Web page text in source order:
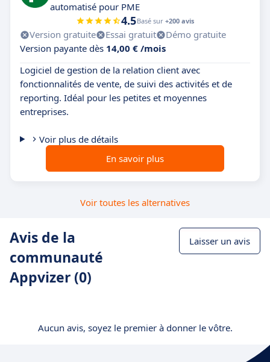
automatisé pour PME
4.5Basé sur +200 avis
Version gratuite Essai gratuit
Démo gratuite
Version payante dès 14,00 € /mois
Logiciel de gestion de la relation client avec
fonctionnalités de vente, de suivi des activités et de
reporting. Idéal pour les petites et moyennes
entreprises.
Voir plus de détails
En savoir plus
Voir toutes les alternatives
Avis de la
communauté
Appvizer (0)
Laisser un avis
Aucun avis, soyez le premier à donner le vôtre.